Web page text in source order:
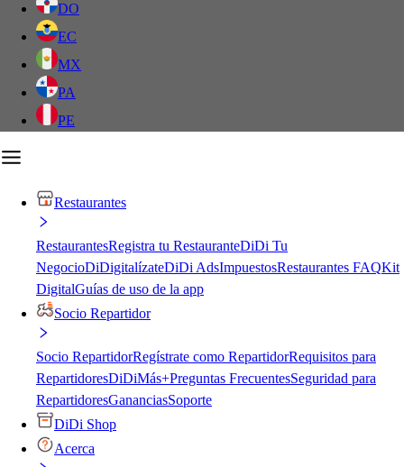
DO
EC
MX
PA
PE
Restaurantes
RestaurantesRegistra tu RestauranteDiDi Tu
NegocioDiDigitalízateDiDi AdsImpuestosRestaurantes FAQKit
DigitalGuías de uso de la app
Socio Repartidor
Socio RepartidorRegístrate como RepartidorRequisitos para
RepartidoresDiDiMás+Preguntas FrecuentesSeguridad para
RepartidoresGananciasSoporte
DiDi Shop
Acerca